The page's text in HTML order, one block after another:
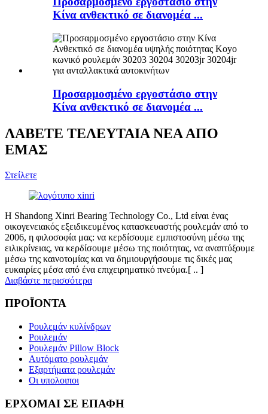
Κίνα ανθεκτικό σε διανομέα ...
Προσαρμοσμένο εργοστάσιο στην
Κίνα ανθεκτικό σε διανομέα ...
ΛΑΒΕΤΕ ΤΕΛΕΥΤΑΙΑ ΝΕΑ ΑΠΟ
ΕΜΑΣ
Στείλετε
Η Shandong Xinri Bearing Technology Co., Ltd είναι ένας
οικογενειακός εξειδικευμένος κατασκευαστής ρουλεμάν από το
2006, η φιλοσοφία μας: να κερδίσουμε εμπιστοσύνη μέσω της
ειλικρίνειας, να κερδίσουμε μέσω της ποιότητας, να αναπτύξουμε
μέσω της καινοτομίας και να δημιουργήσουμε τις δικές μας
ευκαιρίες μέσα από ένα επιχειρηματικό πνεύμα.[ .. ]
Διαβάστε περισσότερα
ΠΡΟΪΟΝΤΑ
Ρουλεμάν κυλίνδρων
Ρουλεμάν
Ρουλεμάν Pillow Block
Αυτόματο ρουλεμάν
Εξαρτήματα ρουλεμάν
Οι υπολοιποι
ΕΡΧΟΜΑΙ ΣΕ ΕΠΑΦΗ